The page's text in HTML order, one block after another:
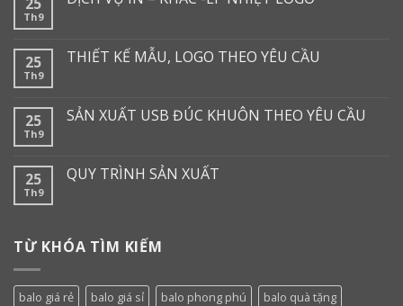
Th9
25
Th9
THIẾT KẾ MẪU, LOGO THEO YÊU CẦU
25
Th9
SẢN XUẤT USB ĐÚC KHUÔN THEO YÊU CẦU
25
Th9
QUY TRÌNH SẢN XUẤT
TỪ KHÓA TÌM KIẾM
balo giá rẻ balo giá sỉ balo phong phú
balo quà tặng